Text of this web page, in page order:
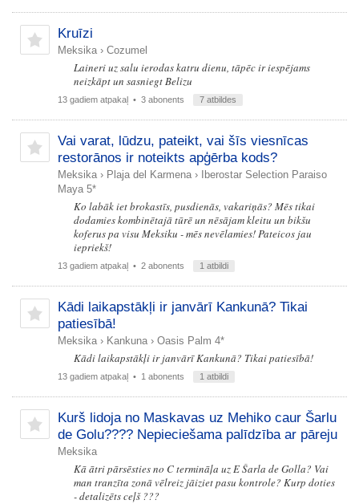
Kruīzi
Meksika › Cozumel
Laineri uz salu ierodas katru dienu, tāpēc ir iespējams
neizkāpt un sasniegt Belizu
13 gadiem atpakaļ • 3 abonents 7 atbildes
Vai varat, lūdzu, pateikt, vai šīs viesnīcas
restorānos ir noteikts apģērba kods?
Meksika › Plaja del Karmena ›
Iberostar Selection Paraiso
Maya 5*
Ko labāk iet brokastīs, pusdienās, vakariņās? Mēs tikai
dodamies kombinētajā tūrē un nēsājam kleitu un bikšu
koferus pa visu Meksiku - mēs nevēlamies! Pateicos jau
iepriekš!
13 gadiem atpakaļ • 2 abonents 1 atbildi
Kādi laikapstākļi ir janvārī Kankunā? Tikai
patiesībā!
Meksika › Kankuna › Oasis Palm 4*
Kādi laikapstākļi ir janvārī Kankunā? Tikai patiesībā!
13 gadiem atpakaļ • 1 abonents 1 atbildi
Kurš lidoja no Maskavas uz Mehiko caur Šarlu
de Golu???? Nepieciešama palīdzība ar pāreju
Meksika
Kā ātri pārsēsties no C termināļa uz E Šarla de Golla? Vai
man tranzīta zonā vēlreiz jāiziet pasu kontrole? Kurp doties
- detalizēts ceļš ???